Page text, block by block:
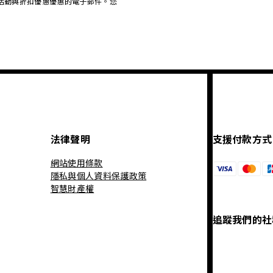
法律聲明
網站使用條款
隱私與個人資料保護政策
智慧財產權
支援付款方式
追蹤我們的